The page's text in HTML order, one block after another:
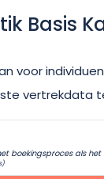
Basis
voor
vertrekdata
boekingsproces als